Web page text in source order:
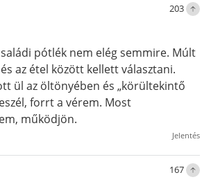
203
pótlék nem elég semmire. Múlt
az étel között kellett választani.
ül az öltönyében és „körültekintő
forrt a vérem. Most
működjön.
Jelentés
167